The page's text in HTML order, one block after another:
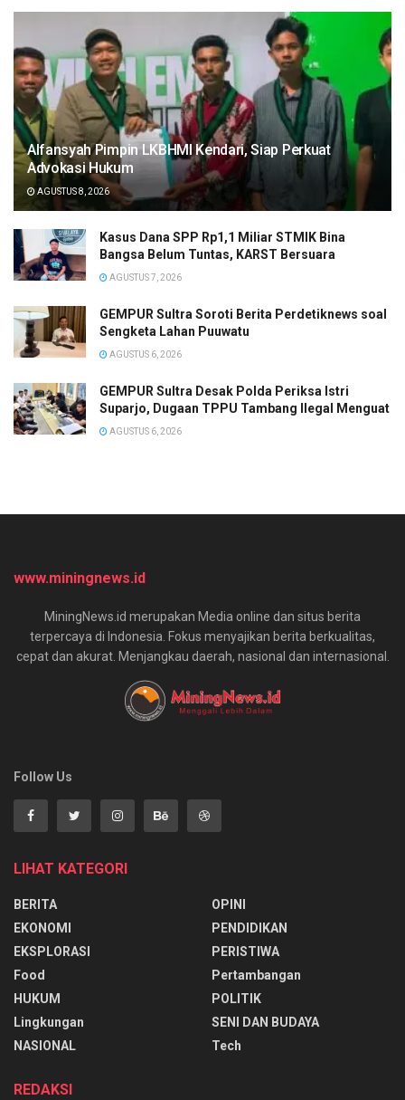
Alfansyah Pimpin LKBHMI Kendari, Siap Perkuat
Advokasi Hukum
AGUSTUS 8, 2026
Kasus Dana SPP Rp1,1 Miliar STMIK Bina
Bangsa Belum Tuntas, KARST Bersuara
AGUSTUS 7, 2026
GEMPUR Sultra Soroti Berita Perdetiknews soal
Sengketa Lahan Puuwatu
AGUSTUS 6, 2026
GEMPUR Sultra Desak Polda Periksa Istri
Suparjo, Dugaan TPPU Tambang Ilegal Menguat
AGUSTUS 6, 2026
www.miningnews.id
MiningNews.id merupakan Media online dan situs berita
terpercaya di Indonesia. Fokus menyajikan berita berkualitas,
cepat dan akurat. Menjangkau daerah, nasional dan internasional.
Follow Us
LIHAT KATEGORI
BERITA
EKONOMI
EKSPLORASI
Food
HUKUM
Lingkungan
NASIONAL
OPINI
PENDIDIKAN
PERISTIWA
Pertambangan
POLITIK
SENI DAN BUDAYA
Tech
REDAKSI